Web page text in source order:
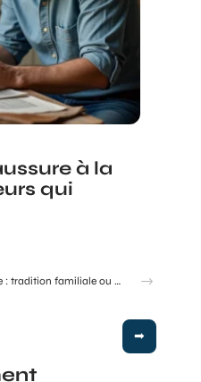
à la
qui
Chevalière en Or blanc homme : tradition familiale ou accessoire de mode ?